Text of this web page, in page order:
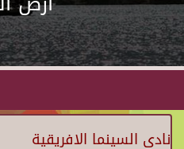
نادى السينما الافريقية